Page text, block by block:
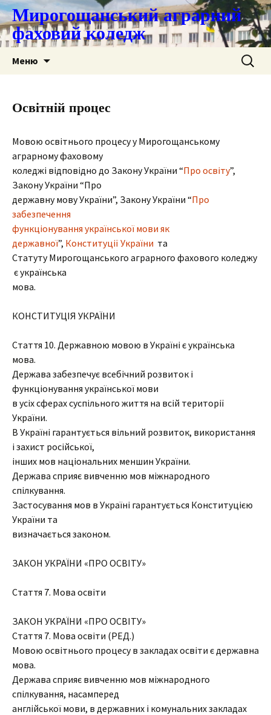
Мирогощанський аграрний
фаховий коледж
Меню Пошук:
Освітній процес
Мовою освітнього процесу у Мирогощанському
аграрному фаховому
коледжі відповідно до Закону України “Про освіту”,
Закону України “Про
державну мову України”, Закону України “Про
забезпечення
функціонування української мови як
державної”, Конституції України та
Статуту Мирогощанського аграрного фахового коледжу
є українська
мова.
КОНСТИТУЦІЯ УКРАЇНИ
Стаття 10. Державною мовою в Україні є українська
мова.
Держава забезпечує всебічний розвиток і
функціонування української мови
в усіх сферах суспільного життя на всій території
України.
В Україні гарантується вільний розвиток, використання
і захист російської,
інших мов національних меншин України.
Держава сприяє вивченню мов міжнародного
спілкування.
Застосування мов в Україні гарантується Конституцією
України та
визначається законом.
ЗАКОН УКРАЇНИ «ПРО ОСВІТУ»
Стаття 7. Мова освіти
ЗАКОН УКРАЇНИ «ПРО ОСВІТУ»
Стаття 7. Мова освіти (РЕД.)
Мовою освітнього процесу в закладах освіти є державна
мова.
Держава сприяє вивченню мов міжнародного
спілкування, насамперед
англійської мови, в державних і комунальних закладах